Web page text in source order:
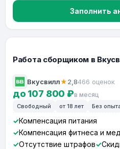
Заполнить
Работа сборщиком в
Вкусвилл★2,8466 оценок
до 107 800 ₽в месяц
Свободный от 18 лет Без
Компенсация питания
Компенсация фитнеса и
Отсутствие штрафов